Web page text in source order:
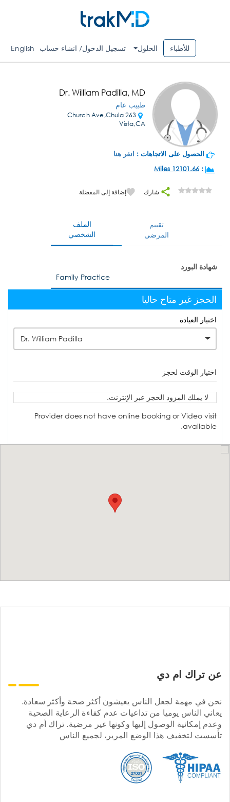
للأطباء الحلول تسجيل الدخول/ انشاء حساب English
Dr. William Padilla, MD
طبيب عام
263 Church Ave,Chula
Vista,CA
الحصول على الاتجاهات : انقر هنا
:
12101.66 Miles
شارك إضافة إلى المفضلة
الملف
الشخصي
تقييم
المرضى
شهادة البورد
Family Practice
الحجز غير متاح حاليا
اختيار العيادة
Dr. William Padilla
اختيار الوقت لحجز
لا يملك المزود الحجز عبر الإنترنت.
Provider does not have online booking or Video visit
available.
عن تراك ام دي
نحن في مهمة لجعل الناس يعيشون أكثر صحة وأكثر سعادة.
يعاني الناس يوميا من تداعيات عدم كفاءة الرعاية الصحية
وعدم إمكانية الوصول إليها وكونها غير مرضية. تراك أم دي
تأسست لتخفيف هذا الوضع المرير، لجميع الناس